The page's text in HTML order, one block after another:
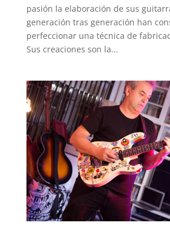
pasión la elaboración de sus
generación tras generación han
perfeccionar una técnica de
Sus creaciones son la...